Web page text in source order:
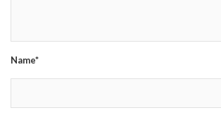
Name*